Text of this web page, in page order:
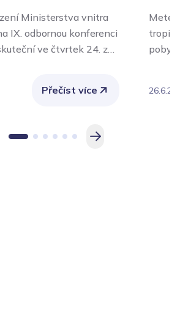
Ministerstva vnitra
IX. odbornou konferenci
ve čtvrtek 24. září
Přečíst více